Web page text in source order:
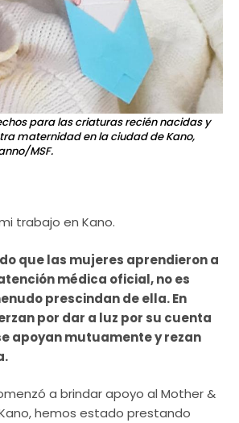
para las criaturas recién nacidas y
maternidad en la ciudad de Kano,
MSF.
trabajo en Kano.
que las mujeres aprendieron a
médica oficial, no es
prescindan de ella. En
por dar a luz por su cuenta
apoyan mutuamente y rezan
a brindar apoyo al Mother &
hemos estado prestando